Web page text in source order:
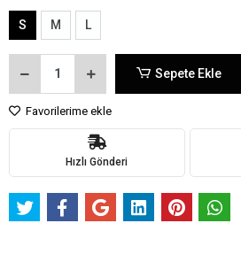
S M L
Sepete Ekle
Favorilerime ekle
Hızlı Gönderi